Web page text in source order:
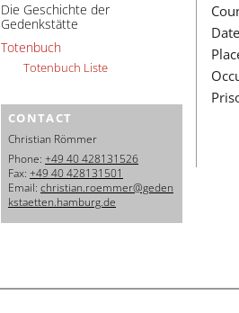
Die Geschichte der
Gedenkstätte
Totenbuch
Totenbuch Liste
CONTACT
Christian Römmer
Phone: +49 40 428131526
Fax: +49 40 428131501
Email: christian.roemmer@geden
kstaetten.hamburg.de